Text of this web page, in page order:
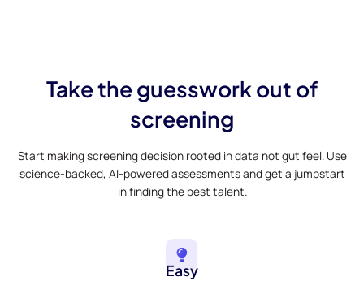
Take the guesswork out of
screening
Start making screening decision rooted in data not gut feel. Use
science-backed, AI-powered assessments and get a jumpstart
in finding the best talent.
Easy